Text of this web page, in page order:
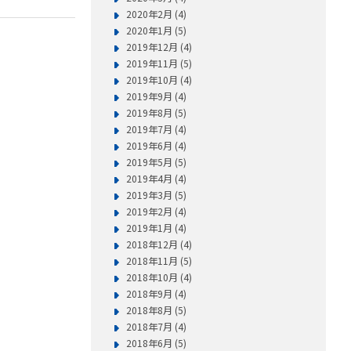
2020年2月 (4)
2020年1月 (5)
2019年12月 (4)
2019年11月 (5)
2019年10月 (4)
2019年9月 (4)
2019年8月 (5)
2019年7月 (4)
2019年6月 (4)
2019年5月 (5)
2019年4月 (4)
2019年3月 (5)
2019年2月 (4)
2019年1月 (4)
2018年12月 (4)
2018年11月 (5)
2018年10月 (4)
2018年9月 (4)
2018年8月 (5)
2018年7月 (4)
2018年6月 (5)